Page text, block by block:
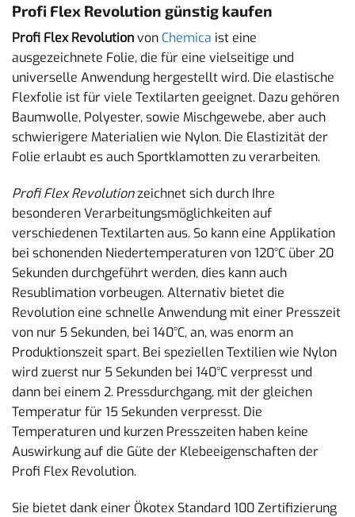
Profi Flex Revolution günstig kaufen
Profi Flex Revolutionvon Chemica ist eine
ausgezeichnete Folie, die für eine vielseitige und
universelle Anwendung hergestellt wird. Die elastische
Flexfolie ist für viele Textilarten geeignet. Dazu gehören
Baumwolle, Polyester, sowie Mischgewebe, aber auch
schwierigere Materialien wie Nylon. Die Elastizität der
Folie erlaubt es auch Sportklamotten zu verarbeiten.
Profi Flex Revolutionzeichnet sich durch Ihre
besonderen Verarbeitungsmöglichkeiten auf
verschiedenen Textilarten aus. So kann eine Applikation
bei schonenden Niedertemperaturen von 120°C über 20
Sekunden durchgeführt werden, dies kann auch
Resublimation vorbeugen. Alternativ bietet die
Revolution eine schnelle Anwendung mit einer Presszeit
von nur 5 Sekunden, bei 140°C, an, was enorm an
Produktionszeit spart. Bei speziellen Textilien wie Nylon
wird zuerst nur 5 Sekunden bei 140°C verpresst und
dann bei einem 2. Pressdurchgang, mit der gleichen
Temperatur für 15 Sekunden verpresst. Die
Temperaturen und kurzen Presszeiten haben keine
Auswirkung auf die Güte der Klebeeigenschaften der
Profi Flex Revolution.
Sie bietet dank einer Ökotex Standard 100 Zertifizierung